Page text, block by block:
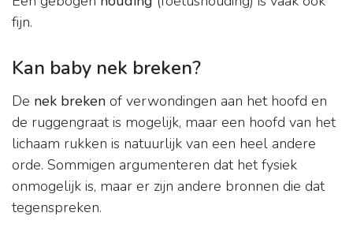
fijn.
Kan baby nek breken?
De nek breken of verwondingen aan het hoofd en
de ruggengraat is mogelijk, maar een hoofd van het
lichaam rukken is natuurlijk van een heel andere
orde. Sommigen argumenteren dat het fysiek
onmogelijk is, maar er zijn andere bronnen die dat
tegenspreken.